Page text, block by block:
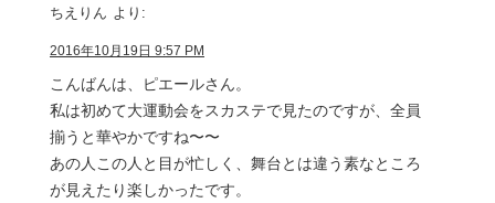
ちえりん より:
2016年10月19日 9:57 PM
こんばんは、ピエールさん。
私は初めて大運動会をスカステで見たのですが、全員
揃うと華やかですね〜〜
あの人この人と目が忙しく、舞台とは違う素なところ
が見えたり楽しかったです。